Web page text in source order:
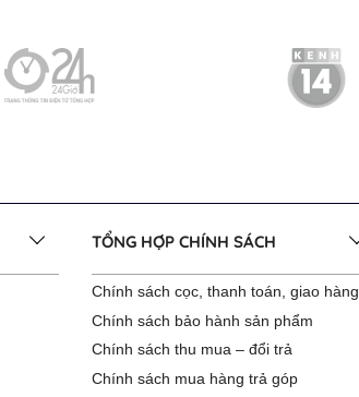
TỔNG HỢP CHÍNH SÁCH
Chính sách cọc, thanh toán, giao hàng
Chính sách bảo hành sản phẩm
Chính sách thu mua – đổi trả
Chính sách mua hàng trả góp